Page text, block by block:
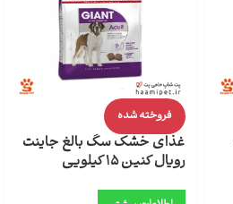
فروخته شده
غذای خشک سگ بالغ جاینت
رویال کنین 15 کیلویی